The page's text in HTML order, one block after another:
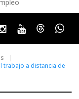
Instagram
YoutubeThreads
trabajo a distancia de